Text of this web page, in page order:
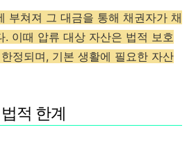
부쳐져 그 대금을 통해 채권자가 채
. 이때 압류 대상 자산은 법적 보호
정되며, 기본 생활에 필요한 자산
적 한계